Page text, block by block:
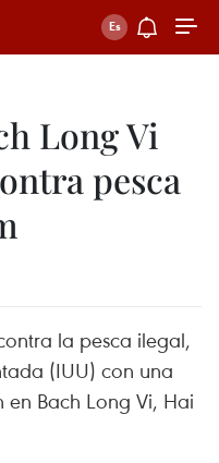
Long Vi
pesca
la pesca ilegal,
(IUU) con una
Bach Long Vi, Hai